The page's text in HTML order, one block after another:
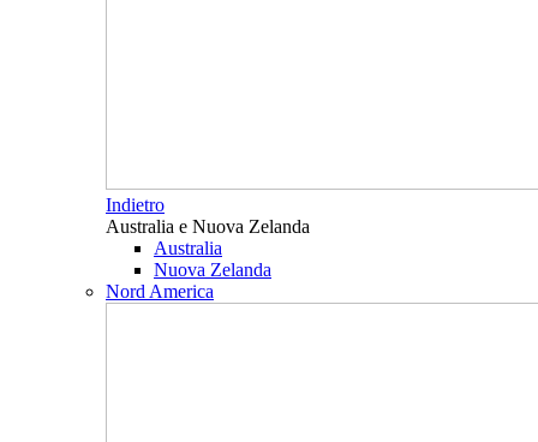
Indietro
Australia e Nuova Zelanda
Australia
Nuova Zelanda
Nord America